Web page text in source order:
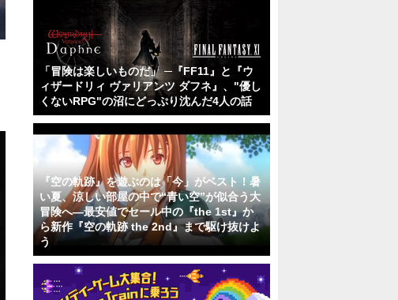
「冒険は楽しいものだ」 ─『FF11』と『ウ
ィザードリィ ヴァリアンツ ダフネ』、"優し
くないRPG"の沼にどっぷり沈んだ4人の話
『空の軌跡』を遊ぶのは「今」がベスト！暑
い夏、涼しい部屋の中で“青い空”が似合う大
冒険へ―最安値でセール中の『the 1st』か
ら新作『空の軌跡 the 2nd』まで駆け抜けよ
う